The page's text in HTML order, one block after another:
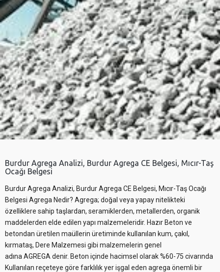
Burdur Agrega Analizi, Burdur Agrega CE Belgesi, Mıcır-Taş
Ocağı Belgesi
Burdur Agrega Analizi, Burdur Agrega CE Belgesi, Mıcır-Taş Ocağı
Belgesi Agrega Nedir? Agrega; doğal veya yapay nitelikteki
özelliklere sahip taşlardan, seramiklerden, metallerden, organik
maddelerden elde edilen yapı malzemeleridir. Hazır Beton ve
betondan üretilen maüllerin üretiminde kullanılan kum, çakıl,
kırmataş, Dere Malzemesi gibi malzemelerin genel
adına AGREGA denir. Beton içinde hacimsel olarak %60-75 civarında
Kullanılan reçeteye göre farklılık yer işgal eden agrega önemli bir